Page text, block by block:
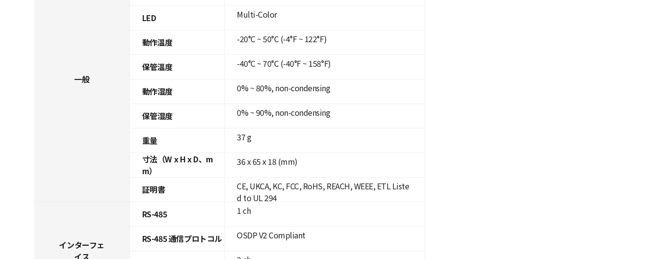
一般
LED
動作温度
保管温度
動作湿度
保管湿度
重量
寸法（W x H x D、m
m）
証明書
インターフェ
RS-485
RS-485 通信プロトコル
Multi-Color
-20°C ~ 50°C (-4°F ~ 122°F)
-40°C ~ 70°C (-40°F ~ 158°F)
0% ~ 80%, non-condensing
0% ~ 90%, non-condensing
37 g
36 x 65 x 18 (mm)
CE, UKCA, KC, FCC, RoHS, REACH, WEEE, ETL Liste
d to UL 294
1 ch
OSDP V2 Compliant